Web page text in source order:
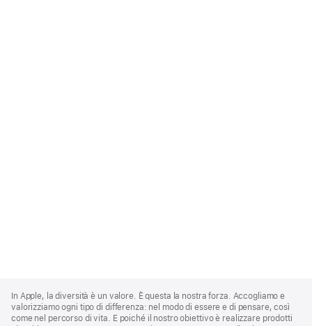
Footer
In Apple, la diversità è un valore. È questa la nostra forza. Accogliamo e
valorizziamo ogni tipo di differenza: nel modo di essere e di pensare, così
come nel percorso di vita. E poiché il nostro obiettivo è realizzare prodotti